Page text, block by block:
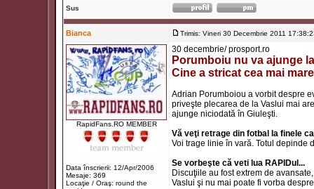
Sus
Bianca Trimis: Vineri 30 Decembrie 2011
RapidFans.RO MEMBER
Data înscrierii: 12/Apr/2006
Mesaje: 369
Locaţie / Oraş: round the
30 decembrie/ prosport.ro
Porumboiu nu va ajunge
Cine a stricat cea mai
Adrian Porumboiou a vorbit despre
priveşte plecarea de la Vaslui mai
ajunge niciodată în Giuleşti.
Vă veţi retrage din fotbal la finele
Voi trage linie în vară. Totul depinde
Se vorbeşte că veti lua RAPIDul...
Discuţiile au fost extrem de
Vaslui şi nu mai poate fi vorba